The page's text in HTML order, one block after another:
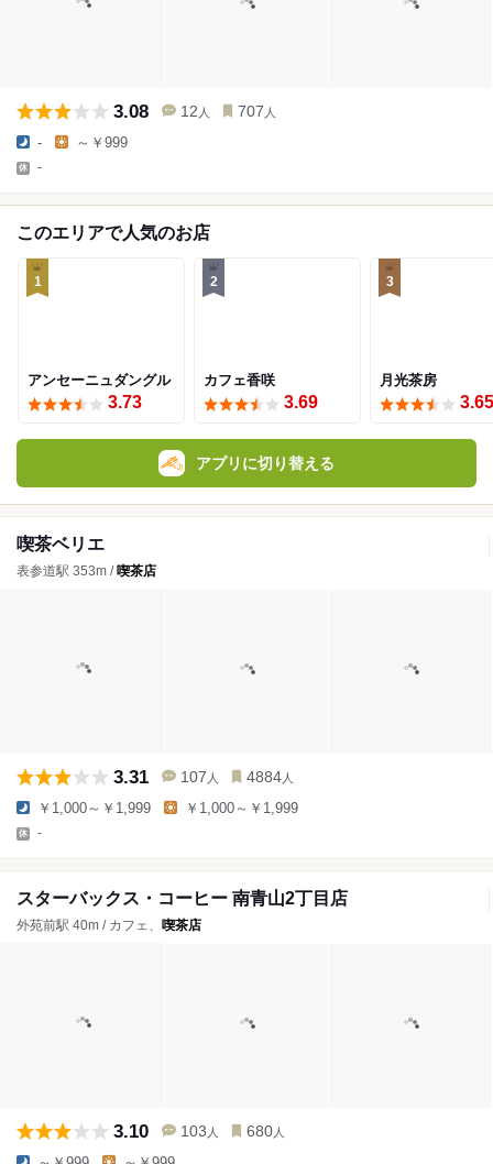
3.08 12 人 707 人
- ～￥999
-
このエリアで人気のお店
1
アンセーニュダングル
3.73
2
カフェ香咲
3.69
3
月光茶房
3.65
アプリに切り替える
喫茶ベリエ
表参道駅 353m /喫茶店
3.31 107 人 4884 人
￥1,000～￥1,999 ￥1,000～￥1,999
-
スターバックス・コーヒー 南青山2丁目店
外苑前駅 40m / カフェ、 喫茶店
3.10 103 人 680 人